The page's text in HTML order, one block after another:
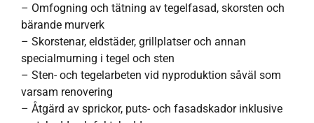
– Omfogning och tätning av tegelfasad, skorsten och
bärande murverk
– Skorstenar, eldstäder, grillplatser och annan
specialmurning i tegel och sten
– Sten- och tegelarbeten vid nyproduktion såväl som
varsam renovering
– Åtgärd av sprickor, puts- och fasadskador inklusive